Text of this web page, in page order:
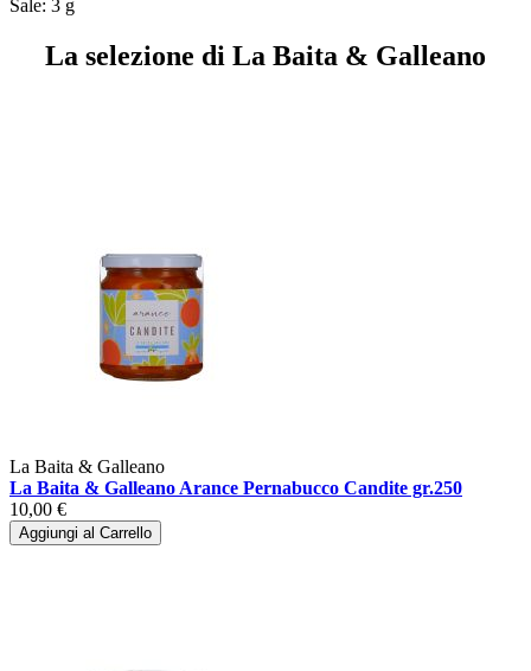
Sale: 3 g
La selezione di La Baita & Galleano
La Baita & Galleano
La Baita & Galleano Arance Pernabucco Candite gr.250
10,00 €
Aggiungi al Carrello